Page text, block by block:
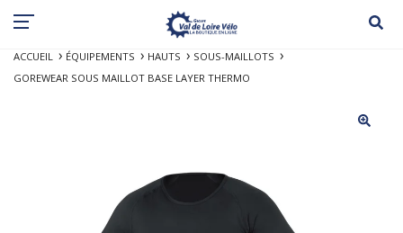
ACCUEIL ÉQUIPEMENTS HAUTS
SOUS-MAILLOTS
GOREWEAR SOUS MAILLOT BASE LAYER THERMO